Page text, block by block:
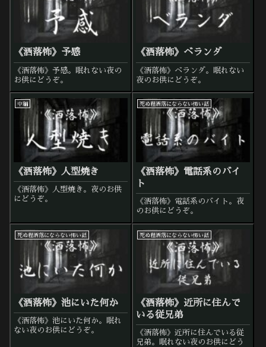
《洒落怖》予感
《洒落怖》予感。眠れない夜の
お供にどうぞ。
《洒落怖》ベランダ
《洒落怖》ベランダ。眠れない
夜のお供にどうぞ。
中編
《洒落怖》人型焼き
《洒落怖》人型焼き。夜のお供
にどうぞ。
死ぬ程洒落にならない怖い話
《洒落怖》電話系のバイ
ト
《洒落怖》電話系のバイト。夜
のお供にどうぞ。
死ぬ程洒落にならない怖い話
《洒落怖》池にいた何か
《洒落怖》池にいた何か。眠れ
ない夜のお供にどうぞ。
死ぬ程洒落にならない怖い話
《洒落怖》近所に住んで
いる従兄弟
《洒落怖》近所に住んでいる従
兄弟。眠れない夜のお供にどう